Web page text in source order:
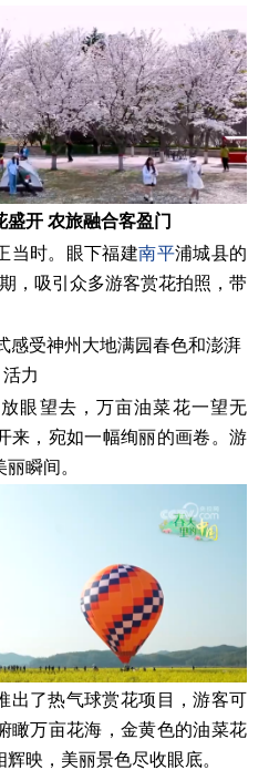
开 农旅融合客盈门
当时。眼下福建南平浦城县的
，吸引众多游客赏花拍照，带
眼望去，万亩油菜花一望无
来，宛如一幅绚丽的画卷。游
瞬间。
出了热气球赏花项目，游客可
瞰万亩花海，金黄色的油菜花
映，美丽景色尽收眼底。